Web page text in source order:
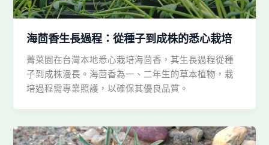
海茴香生長過程：從種子到成株的悉心栽培
菁菜園在台灣本地悉心栽培海茴香，其生長過程從種
子到成株漫長。海茴香為一、二年生的草本植物，栽
培過程需專業照護，以確保其優良品質。